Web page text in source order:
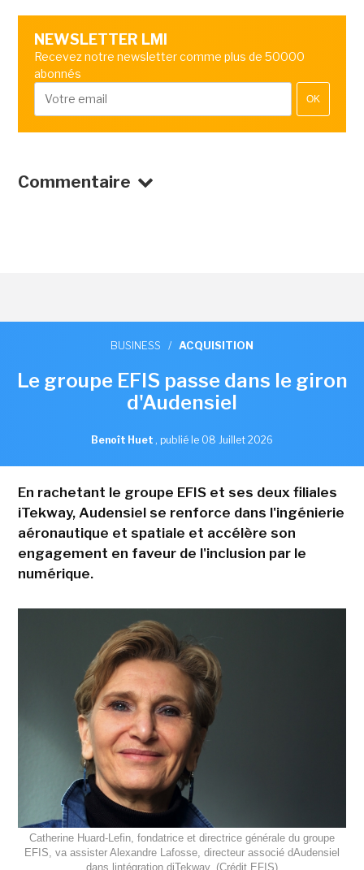
NEWSLETTER LMI
Recevez notre newsletter comme plus de 50000
abonnés
OK
Commentaire
BUSINESS / ACQUISITION
Le groupe EFIS passe dans le giron
d'Audensiel
Benoît Huet , publié le 08 Juillet 2026
En rachetant le groupe EFIS et ses deux filiales
iTekway, Audensiel se renforce dans l'ingénierie
aéronautique et spatiale et accélère son
engagement en faveur de l'inclusion par le
numérique.
Catherine Huard-Lefin, fondatrice et directrice générale du groupe
EFIS, va assister Alexandre Lafosse, directeur associé dAudensiel
dans lintégration diTekway. (Crédit EFIS)